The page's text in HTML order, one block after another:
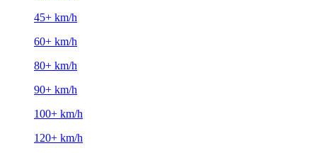
45+ km/h
60+ km/h
80+ km/h
90+ km/h
100+ km/h
120+ km/h